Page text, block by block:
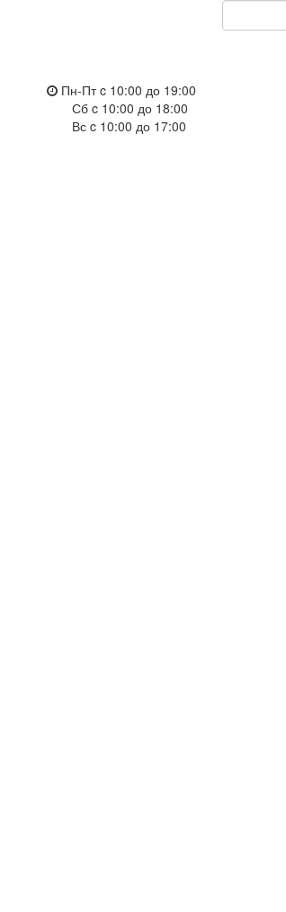
Пн-Пт c 10:00 до 19:00
Сб c 10:00 до 18:00
Вс c 10:00 до 17:00